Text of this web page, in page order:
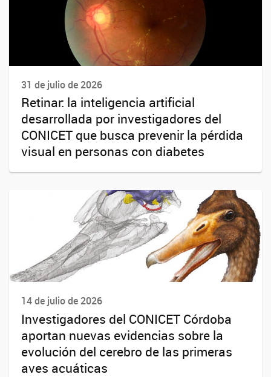
31 de julio de 2026
Retinar: la inteligencia artificial
desarrollada por investigadores del
CONICET que busca prevenir la pérdida
visual en personas con diabetes
14 de julio de 2026
Investigadores del CONICET Córdoba
aportan nuevas evidencias sobre la
evolución del cerebro de las primeras
aves acuáticas